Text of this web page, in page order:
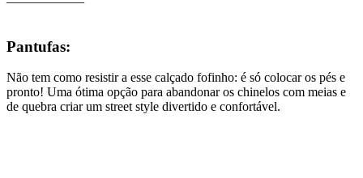
Pantufas:
Não tem como resistir a esse calçado fofinho: é só colocar os pés e
pronto! Uma ótima opção para abandonar os chinelos com meias e
de quebra criar um street style divertido e confortável.